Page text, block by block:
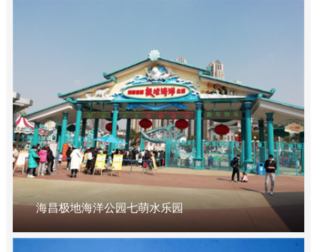
海昌极地海洋公园七萌水乐园